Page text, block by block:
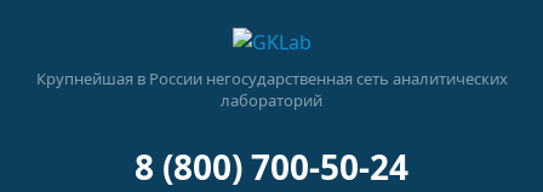
Крупнейшая в России негосударственная сеть аналитических
лабораторий
8 (800) 700-50-24